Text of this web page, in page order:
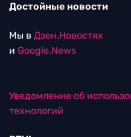
Достойные новости
Мы в Дзен.Новостях
и Google.News
Уведомление об
технологий